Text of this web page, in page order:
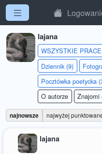
lajana
WSZYSTKIE PRACE
Dziennik (9)
Pocztówka poetycka
O autorze
Znajomi
najnowsze najwyżej
lajana